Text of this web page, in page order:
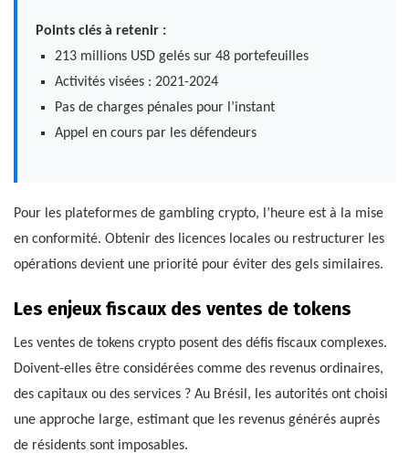
Points clés à retenir :
213 millions USD gelés sur 48 portefeuilles
Activités visées : 2021-2024
Pas de charges pénales pour l’instant
Appel en cours par les défendeurs
Pour les plateformes de gambling crypto, l’heure est à la mise
en conformité. Obtenir des licences locales ou restructurer les
opérations devient une priorité pour éviter des gels similaires.
Les enjeux fiscaux des ventes de tokens
Les ventes de tokens crypto posent des défis fiscaux complexes.
Doivent-elles être considérées comme des revenus ordinaires,
des capitaux ou des services ? Au Brésil, les autorités ont choisi
une approche large, estimant que les revenus générés auprès
de résidents sont imposables.